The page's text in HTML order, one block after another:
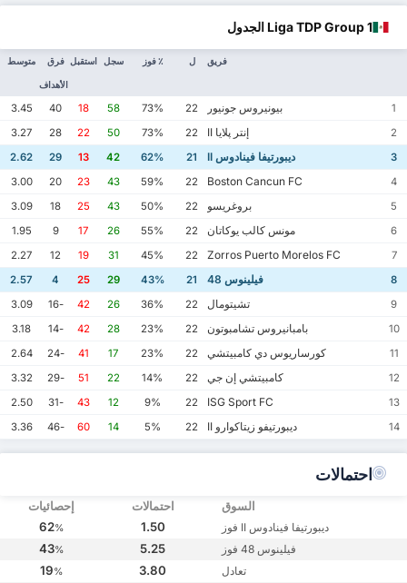
Liga TDP Group 1 الجدول
فريق ل ٪ فوز سجل استقبل فرق
الأهداف
متوسط
1 بيونيروس جونيور 22
73%
58
18
40
3.45
2
إنتر پلايا II 22
73%
50
22
28
3.27
3
ديبورتيفا فينادوس II 21
62%
42
13
29
2.62
4
22
59%
43
23
20
3.00
5
بروغريسو 22
50%
43
25
18
3.09
6
مونس كالب يوكاتان 22
55%
26
17
9
1.95
7
22
45%
31
19
12
2.27
8
فيلينوس 48 21
43%
29
25
4
2.57
9
تشيتومال 22
36%
26
42
-16
3.09
10
بامبانيروس تشامبوتون 22
23%
28
42
-14
3.18
11
كورساريوس دي كامبيتشي 22
23%
17
41
-24
2.64
12
كامبيتشي إن جي 22
14%
22
51
-29
3.32
13
22
9%
12
43
-31
2.50
14
ديبورتيفو زيتاكوارو II 22
5%
14
60
-46
3.36
احتمالات
السوق احتمالات إحصائيات
ديبورتيفا فينادوس II فوز 1.50
62%
فيلينوس 48 فوز 5.25
43%
تعادل 3.80
19%